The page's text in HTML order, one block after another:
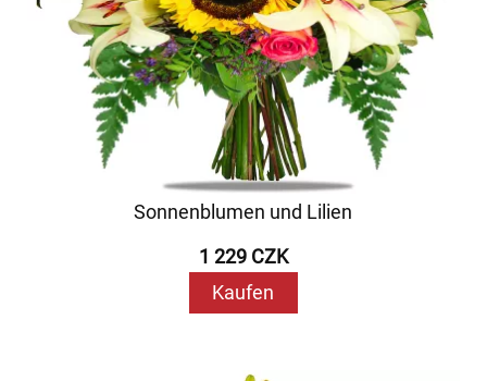
Sonnenblumen und Lilien
1 229 CZK
Kaufen